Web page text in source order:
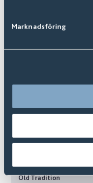
Marknadsföring
Old Tradition